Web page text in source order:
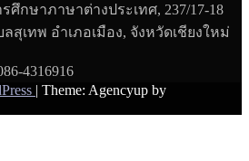
ศึกษาภาษาต่างประเทศ, 237/17-18
สุเทพ อำเภอเมือง, จังหวัดเชียงใหม่
4316916
| Theme: Agencyup by